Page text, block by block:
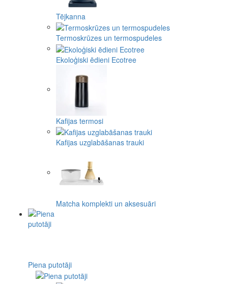
Tējkanna
Termoskrūzes un termospudeles
Ekoloģiski ēdieni Ecotree
Kafijas termosi
Kafijas uzglabāšanas trauki
Matcha komplekti un aksesuāri
Piena putotāji